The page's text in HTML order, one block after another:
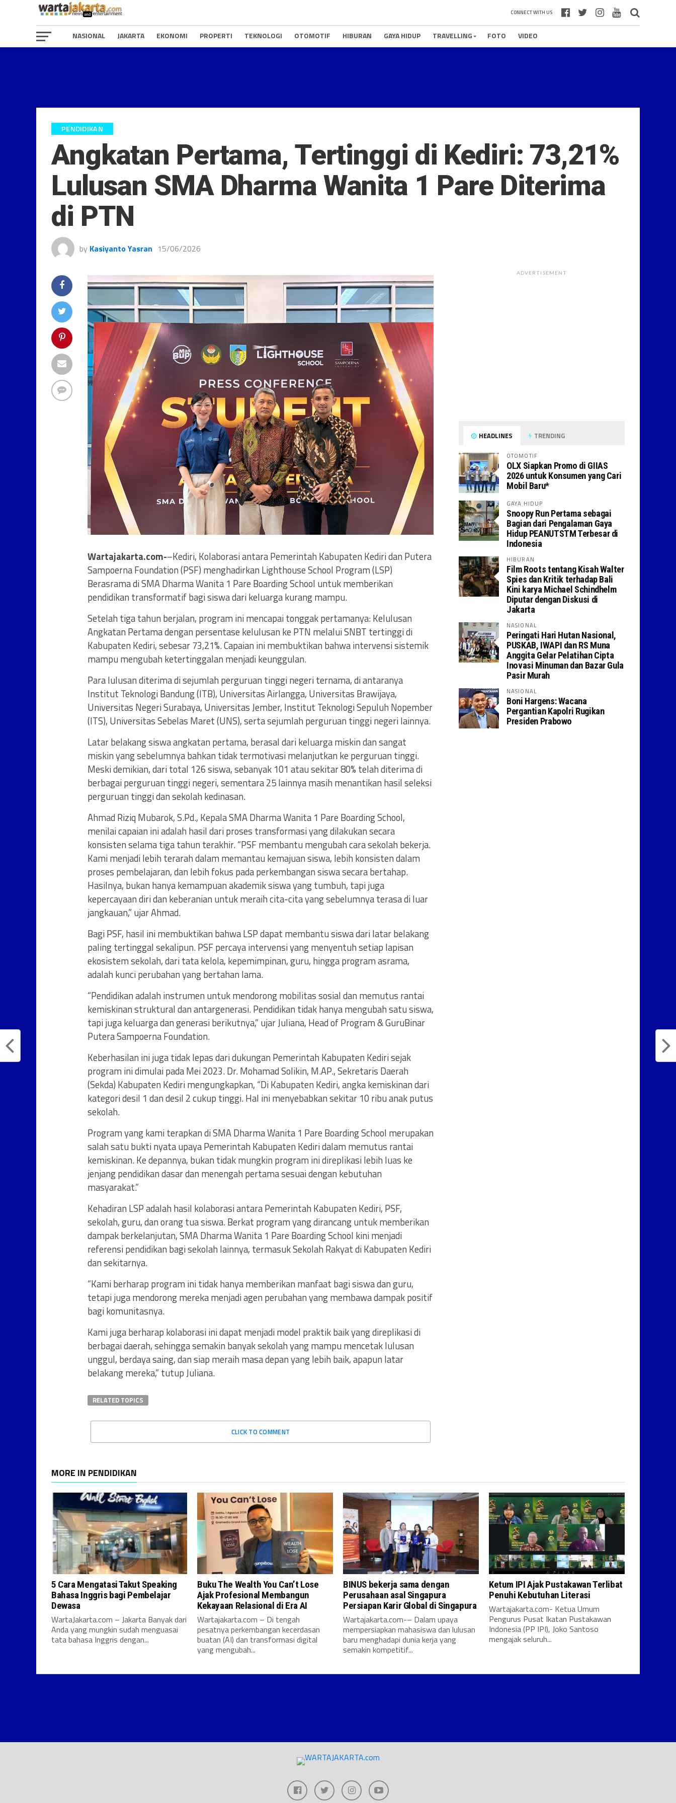
CONNECT WITH US
NASIONAL JAKARTA EKONOMI PROPERTI TEKNOLOGI OTOMOTIF HIBURAN GAYA HIDUP TRAVELLING FOTO VIDEO
PENDIDIKAN
Angkatan Pertama, Tertinggi di Kediri: 73,21%
Lulusan SMA Dharma Wanita 1 Pare Diterima
di PTN
by Kasiyanto Yasran 15/06/2026
Wartajakarta.com-–Kediri, Kolaborasi antara Pemerintah Kabupaten Kediri dan Putera
Sampoerna Foundation (PSF) menghadirkan Lighthouse School Program (LSP)
Berasrama di SMA Dharma Wanita 1 Pare Boarding School untuk memberikan
pendidikan transformatif bagi siswa dari keluarga kurang mampu.
Setelah tiga tahun berjalan, program ini mencapai tonggak pertamanya: Kelulusan
Angkatan Pertama dengan persentase kelulusan ke PTN melalui SNBT tertinggi di
Kabupaten Kediri, sebesar 73,21%. Capaian ini membuktikan bahwa intervensi sistemik
mampu mengubah ketertinggalan menjadi keunggulan.
Para lulusan diterima di sejumlah perguruan tinggi negeri ternama, di antaranya
Institut Teknologi Bandung (ITB), Universitas Airlangga, Universitas Brawijaya,
Universitas Negeri Surabaya, Universitas Jember, Institut Teknologi Sepuluh Nopember
(ITS), Universitas Sebelas Maret (UNS), serta sejumlah perguruan tinggi negeri lainnya.
Latar belakang siswa angkatan pertama, berasal dari keluarga miskin dan sangat
miskin yang sebelumnya bahkan tidak termotivasi melanjutkan ke perguruan tinggi.
Meski demikian, dari total 126 siswa, sebanyak 101 atau sekitar 80% telah diterima di
berbagai perguruan tinggi negeri, sementara 25 lainnya masih menantikan hasil seleksi
perguruan tinggi dan sekolah kedinasan.
Ahmad Riziq Mubarok, S.Pd., Kepala SMA Dharma Wanita 1 Pare Boarding School,
menilai capaian ini adalah hasil dari proses transformasi yang dilakukan secara
konsisten selama tiga tahun terakhir. “PSF membantu mengubah cara sekolah bekerja.
Kami menjadi lebih terarah dalam memantau kemajuan siswa, lebih konsisten dalam
proses pembelajaran, dan lebih fokus pada perkembangan siswa secara bertahap.
Hasilnya, bukan hanya kemampuan akademik siswa yang tumbuh, tapi juga
kepercayaan diri dan keberanian untuk meraih cita-cita yang sebelumnya terasa di luar
jangkauan,” ujar Ahmad.
Bagi PSF, hasil ini membuktikan bahwa LSP dapat membantu siswa dari latar belakang
paling tertinggal sekalipun. PSF percaya intervensi yang menyentuh setiap lapisan
ekosistem sekolah, dari tata kelola, kepemimpinan, guru, hingga program asrama,
adalah kunci perubahan yang bertahan lama.
“Pendidikan adalah instrumen untuk mendorong mobilitas sosial dan memutus rantai
kemiskinan struktural dan antargenerasi. Pendidikan tidak hanya mengubah satu siswa,
tapi juga keluarga dan generasi berikutnya,” ujar Juliana, Head of Program & GuruBinar
Putera Sampoerna Foundation.
Keberhasilan ini juga tidak lepas dari dukungan Pemerintah Kabupaten Kediri sejak
program ini dimulai pada Mei 2023. Dr. Mohamad Solikin, M.AP., Sekretaris Daerah
(Sekda) Kabupaten Kediri mengungkapkan, “Di Kabupaten Kediri, angka kemiskinan dari
kategori desil 1 dan desil 2 cukup tinggi. Hal ini menyebabkan sekitar 10 ribu anak putus
sekolah.
Program yang kami terapkan di SMA Dharma Wanita 1 Pare Boarding School merupakan
salah satu bukti nyata upaya Pemerintah Kabupaten Kediri dalam memutus rantai
kemiskinan. Ke depannya, bukan tidak mungkin program ini direplikasi lebih luas ke
jenjang pendidikan dasar dan menengah pertama sesuai dengan kebutuhan
masyarakat.”
Kehadiran LSP adalah hasil kolaborasi antara Pemerintah Kabupaten Kediri, PSF,
sekolah, guru, dan orang tua siswa. Berkat program yang dirancang untuk memberikan
dampak berkelanjutan, SMA Dharma Wanita 1 Pare Boarding School kini menjadi
referensi pendidikan bagi sekolah lainnya, termasuk Sekolah Rakyat di Kabupaten Kediri
dan sekitarnya.
“Kami berharap program ini tidak hanya memberikan manfaat bagi siswa dan guru,
tetapi juga mendorong mereka menjadi agen perubahan yang membawa dampak positif
bagi komunitasnya.
Kami juga berharap kolaborasi ini dapat menjadi model praktik baik yang direplikasi di
berbagai daerah, sehingga semakin banyak sekolah yang mampu mencetak lulusan
unggul, berdaya saing, dan siap meraih masa depan yang lebih baik, apapun latar
belakang mereka,” tutup Juliana.
RELATED TOPICS
CLICK TO COMMENT
ADVERTISEMENT
HEADLINES TRENDING
OTOMOTIF
OLX Siapkan Promo di GIIAS
2026 untuk Konsumen yang Cari
Mobil Baru*
GAYA HIDUP
Snoopy Run Pertama sebagai
Bagian dari Pengalaman Gaya
Hidup PEANUTSTM Terbesar di
Indonesia
HIBURAN
Film Roots tentang Kisah Walter
Spies dan Kritik terhadap Bali
Kini karya Michael Schindhelm
Diputar dengan Diskusi di
Jakarta
NASIONAL
Peringati Hari Hutan Nasional,
PUSKAB, IWAPI dan RS Muna
Anggita Gelar Pelatihan Cipta
Inovasi Minuman dan Bazar Gula
Pasir Murah
NASIONAL
Boni Hargens: Wacana
Pergantian Kapolri Rugikan
Presiden Prabowo
MORE IN PENDIDIKAN
5 Cara Mengatasi Takut Speaking
Bahasa Inggris bagi Pembelajar
Dewasa
WartaJakarta.com – Jakarta Banyak dari
Anda yang mungkin sudah menguasai
tata bahasa Inggris dengan...
Buku The Wealth You Can’t Lose
Ajak Profesional Membangun
Kekayaan Relasional di Era AI
Wartajakarta.com – Di tengah
pesatnya perkembangan kecerdasan
buatan (AI) dan transformasi digital
yang mengubah...
BINUS bekerja sama dengan
Perusahaan asal Singapura
Persiapan Karir Global di Singapura
Wartajakarta.com-– Dalam upaya
mempersiapkan mahasiswa dan lulusan
baru menghadapi dunia kerja yang
semakin kompetitif...
Ketum IPI Ajak Pustakawan Terlibat
Penuhi Kebutuhan Literasi
Wartajakarta.com- Ketua Umum
Pengurus Pusat Ikatan Pustakawan
Indonesia (PP IPI), Joko Santoso
mengajak seluruh...